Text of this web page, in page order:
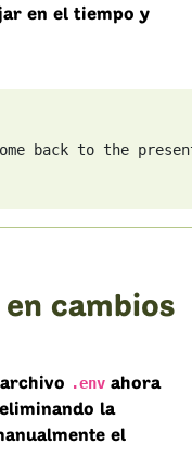
en el tiempo y
back to the
cambios
.env ahora
la
el